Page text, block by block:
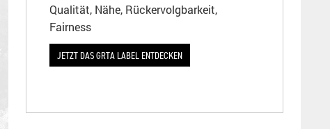
Qualität, Nähe, Rückervolgbarkeit,
Fairness
JETZT DAS GRTA LABEL ENTDECKEN